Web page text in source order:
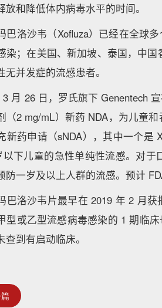
放和降低体内病毒水平的时间。
巴洛沙韦（Xofluza）已经在全球
染；在美国、新加坡、泰国，中
无并发症的流感患者。
3 月 26 日，罗氏旗下 Genentech
（2 mg/mL）新药 NDA，为儿童
新药申请（sNDA），其中一个是
以下儿童的急性单纯性流感。对
防一岁及以上人群的流感。预计
巴洛沙韦片最早在 2019 年 2 月
型或乙型流感病毒感染的 1 期临
查到有启动临床。